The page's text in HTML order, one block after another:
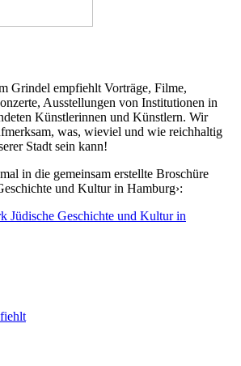
Grindel empfiehlt Vorträge, Filme,
Ausstellungen von Institutionen in
Künstlerinnen und Künstlern. Wir
was, wieviel und wie reichhaltig
Stadt sein kann!
in die gemeinsam erstellte Broschüre
und Kultur in Hamburg›:
Jüdische Geschichte und Kultur in